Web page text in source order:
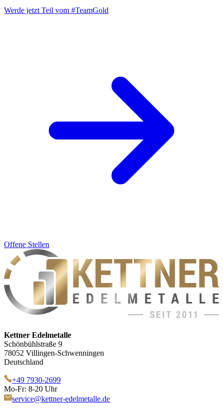
Werde jetzt Teil vom #TeamGold
Offene Stellen
Kettner Edelmetalle
Schönbühlstraße 9
78052 Villingen-Schwenningen
Deutschland
+49 7930-2699
Mo-Fr: 8-20 Uhr
service@kettner-edelmetalle.de